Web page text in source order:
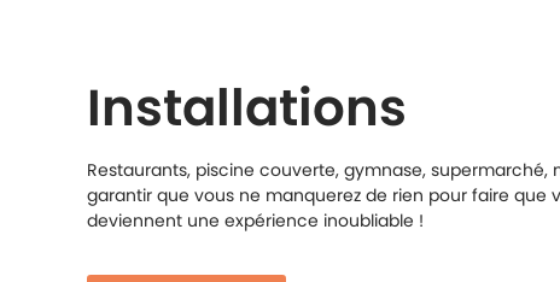
Installations
Restaurants, piscine couverte, gymnase, supermarché,
garantir que vous ne manquerez de rien pour faire que
deviennent une expérience inoubliable !